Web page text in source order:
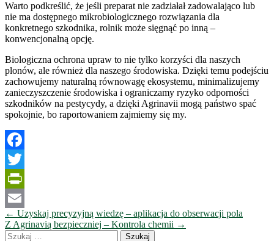
Warto podkreślić, że jeśli preparat nie zadziałał zadowalająco lub
nie ma dostępnego mikrobiologicznego rozwiązania dla
konkretnego szkodnika, rolnik może sięgnąć po inną –
konwencjonalną opcję.
Biologiczna ochrona upraw to nie tylko korzyści dla naszych
plonów, ale również dla naszego środowiska. Dzięki temu podejściu
zachowujemy naturalną równowagę ekosystemu, minimalizujemy
zanieczyszczenie środowiska i ograniczamy ryzyko odporności
szkodników na pestycydy, a dzięki Agrinavii mogą państwo spać
spokojnie, bo raportowaniem zajmiemy się my.
Facebook
Twitter
PrintFriendly
Email
Nawigacja
wpisów
← Uzyskaj precyzyjną wiedzę – aplikacja do obserwacji pola
Z Agrinavią bezpieczniej – Kontrola chemii →
Szukaj: